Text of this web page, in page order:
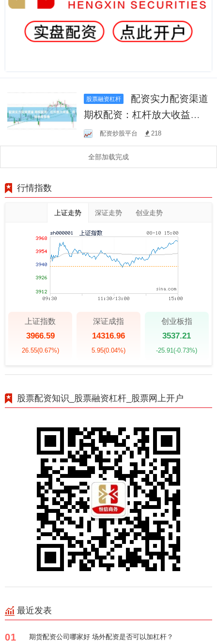
股票融资杠杆
期权配资：杠杆放大收益，
风险亦需警惕
配资炒股平台 218
全部加载完成
行情指数
上证走势 深证走势 创业走势
上证指数
3966.59
26.55(0.67%)
深证成指
14316.96
5.95(0.04%)
创业板指
3537.21
-25.91(-0.73%)
股票配资知识_股票融资杠杆_股票网上开户
最近发表
01 期货配资公司哪家好 场外配资是否可以加杠杆？